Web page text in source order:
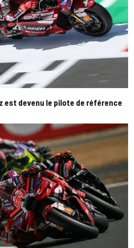
est devenu le pilote de référence